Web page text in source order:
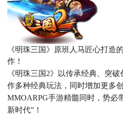
《明珠三国》原班人马匠心打造的
作！
《明珠三国2》以传承经典、突
作多种经典玩法，同时增加更多
MMOARPG手游精髓同时，势必
新时代”！